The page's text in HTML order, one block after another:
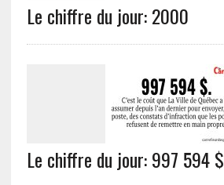
Le chiffre du jour: 2000
Le chiffre du jour: 997 594 $